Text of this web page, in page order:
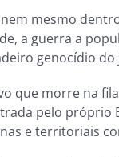
mesmo
a guerra a
genocídio
que morre na
pelo próprio
e territoriais